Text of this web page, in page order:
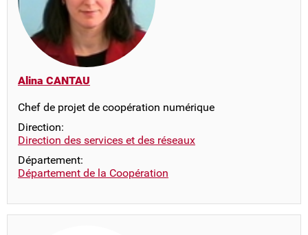
Alina CANTAU
Chef de projet de coopération numérique
Direction:
Direction des services et des réseaux
Département:
Département de la Coopération